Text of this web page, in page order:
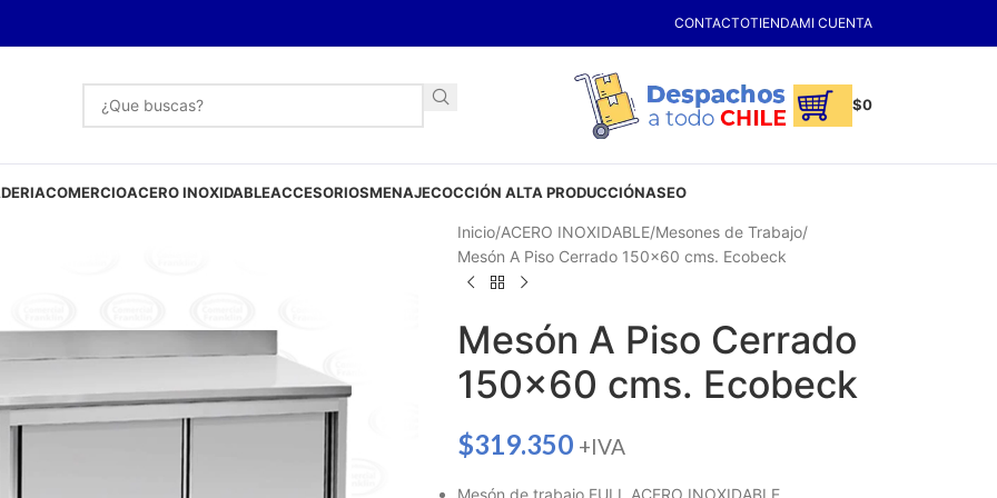
CONTACTOTIENDAMI CUENTA
$0
COMERCIOACERO INOXIDABLEACCESORIOSMENAJECOCCIÓN ALTA PRODUCCIÓNASEO
Inicio ACERO INOXIDABLE Mesones de Trabajo
Mesón A Piso Cerrado 150×60 cms. Ecobeck
Mesón A Piso Cerrado
150×60 cms. Ecobeck
$319.350 +IVA
Mesón de trabajo FULL ACERO INOXIDABLE